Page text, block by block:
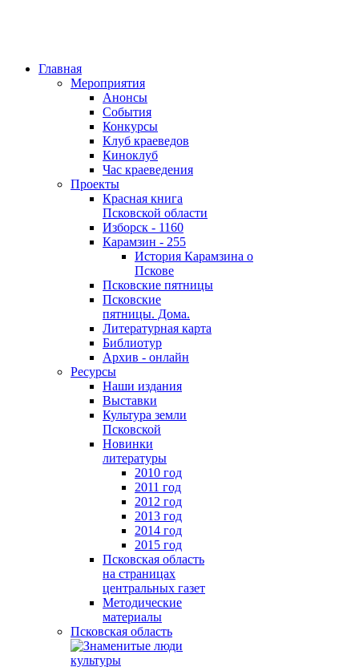
Главная
Мероприятия
Анонсы
События
Конкурсы
Клуб краеведов
Киноклуб
Час краеведения
Проекты
Красная книга
Псковской области
Изборск - 1160
Карамзин - 255
История Карамзина о
Пскове
Псковские пятницы
Псковские
пятницы. Дома.
Литературная карта
Библиотур
Архив - онлайн
Ресурсы
Наши издания
Выставки
Культура земли
Псковской
Новинки
литературы
2010 год
2011 год
2012 год
2013 год
2014 год
2015 год
Псковская область
на страницах
центральных газет
Методические
материалы
Псковская область